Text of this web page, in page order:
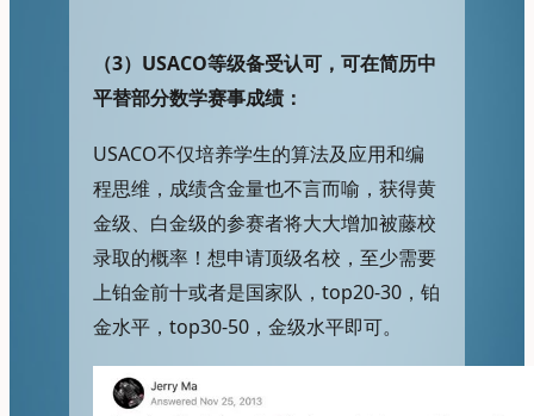
（3） USACO等级备受认可，可在简历中
平替部分数学赛事成绩：
USACO不仅培养学生的算法及应用和编
程思维，成绩含金量也不言而喻，获得黄
金级、白金级的参赛者将大大增加被藤校
录取的概率！想申请顶级名校，至少需要
上铂金前十或者是国家队，top20-30，铂
金水平，top30-50，金级水平即可。